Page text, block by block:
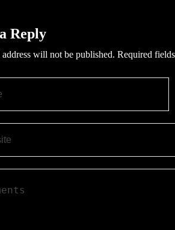
Reply
will not be published. Required